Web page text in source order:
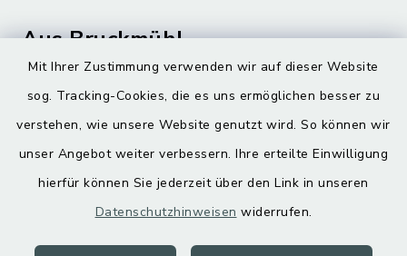
Mit Ihrer Zustimmung verwenden wir auf dieser Website
sog. Tracking-Cookies, die es uns ermöglichen besser zu
verstehen, wie unsere Website genutzt wird. So können wir
unser Angebot weiter verbessern. Ihre erteilte Einwilligung
hierfür können Sie jederzeit über den Link in unseren
Datenschutzhinweisen widerrufen.
Aus Bruckmühl
Digitaler Ortsplan